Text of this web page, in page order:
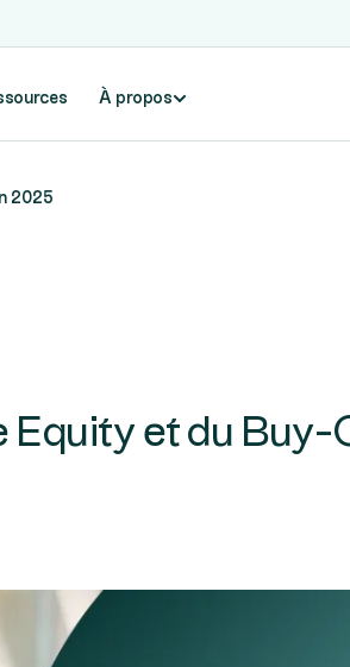
À propos
2025
Equity et du Buy-